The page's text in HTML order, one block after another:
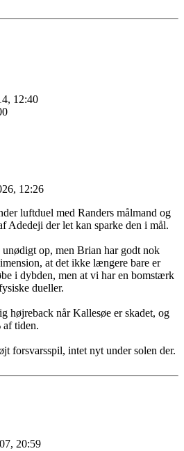
12:40
12:26
luftduel med Randers målmand og
Adedeji der let kan sparke den i mål.
op, men Brian har godt nok
at det ikke længere bare er
i dybden, men at vi har en bomstærk
dueller.
højreback når Kallesøe er skadet, og
af tiden.
forsvarsspil, intet nyt under solen der.
20:59